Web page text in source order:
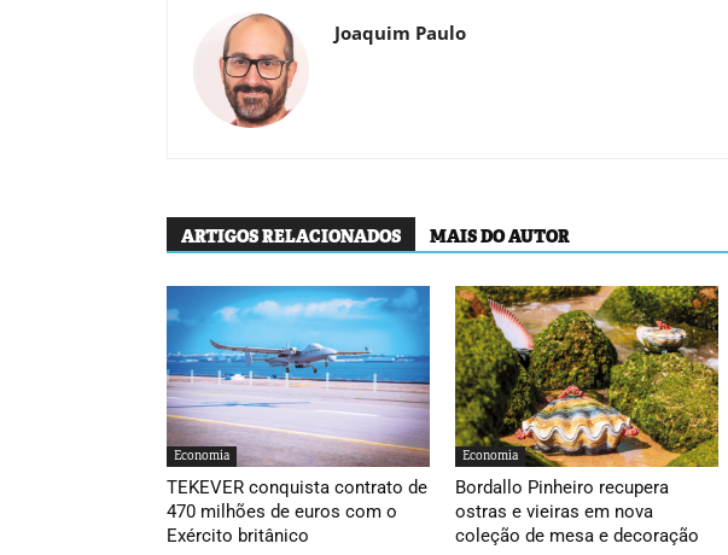
Joaquim Paulo
ARTIGOS RELACIONADOS MAIS DO AUTOR
Economia
TEKEVER conquista contrato de
470 milhões de euros com o
Exército britânico
Economia
Bordallo Pinheiro recupera
ostras e vieiras em nova
coleção de mesa e decoração